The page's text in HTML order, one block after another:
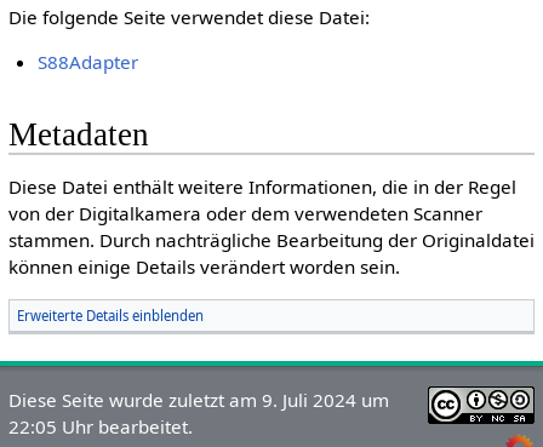
Die folgende Seite verwendet diese Datei:
S88Adapter
Metadaten
Diese Datei enthält weitere Informationen, die in der Regel
von der Digitalkamera oder dem verwendeten Scanner
stammen. Durch nachträgliche Bearbeitung der Originaldatei
können einige Details verändert worden sein.
Erweiterte Details einblenden
Diese Seite wurde zuletzt am 9. Juli 2024 um
22:05 Uhr bearbeitet.